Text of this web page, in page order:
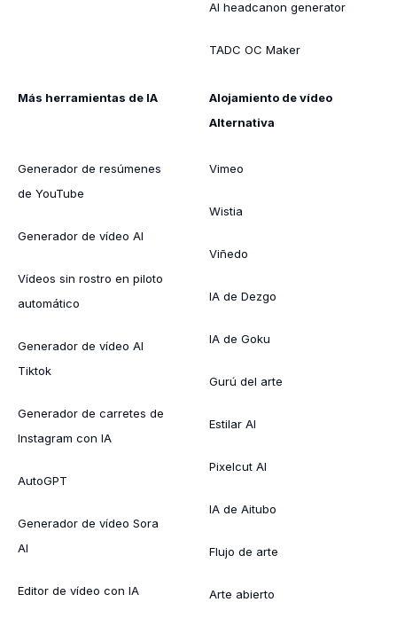
AI headcanon generator
TADC OC Maker
Más herramientas de IA
Generador de resúmenes
de YouTube
Generador de vídeo AI
Vídeos sin rostro en piloto
automático
Generador de vídeo AI
Tiktok
Generador de carretes de
Instagram con IA
AutoGPT
Generador de vídeo Sora
AI
Editor de vídeo con IA
Alojamiento de vídeo
Alternativa
Vimeo
Wistia
Viñedo
IA de Dezgo
IA de Goku
Gurú del arte
Estilar AI
Pixelcut AI
IA de Aitubo
Flujo de arte
Arte abierto